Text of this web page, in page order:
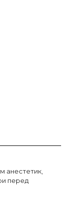
анестетик,
перед